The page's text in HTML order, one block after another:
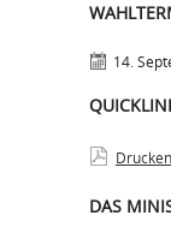
14.
Drucken
DAS